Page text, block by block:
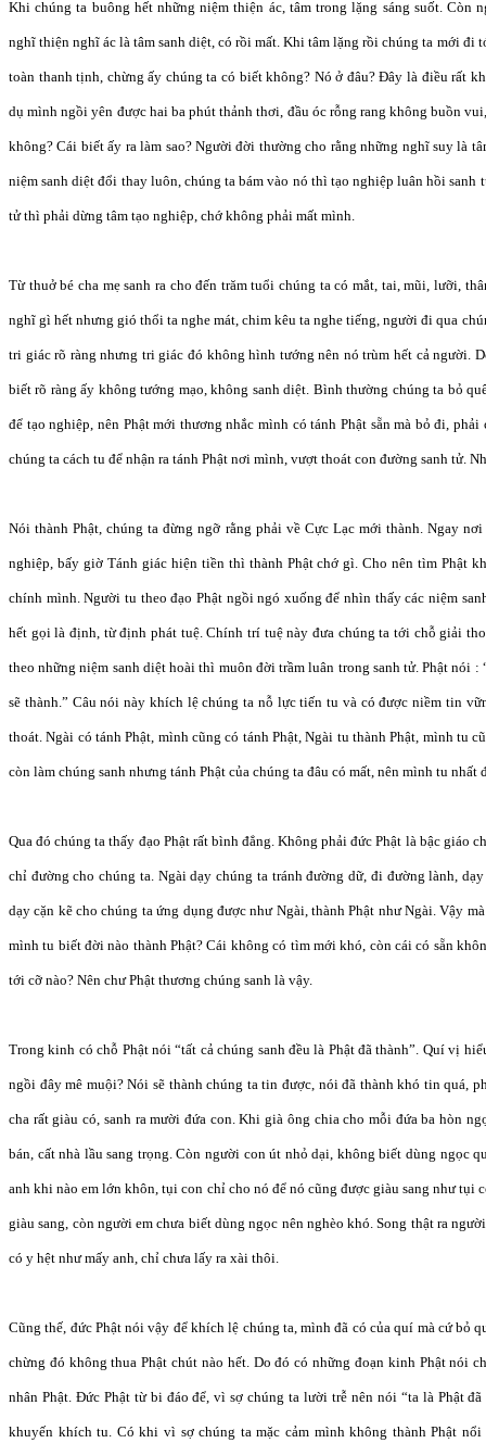
Khi chúng ta buông hết những niệm thiện ác, tâm trong lặng sáng suốt. Còn
nghĩ thiện nghĩ ác là tâm sanh diệt, có rồi mất. Khi tâm lặng rồi chúng ta mới đi
toàn thanh tịnh, chừng ấy chúng ta có biết không? Nó ở đâu? Đây là điều rất
dụ mình ngồi yên được hai ba phút thảnh thơi, đầu óc rỗng rang không buồn
không? Cái biết ấy ra làm sao? Người đời thường cho rằng những nghĩ suy là
niệm sanh diệt đổi thay luôn, chúng ta bám vào nó thì tạo nghiệp luân hồi sanh
tử thì phải dừng tâm tạo nghiệp, chớ không phải mất mình.
Từ thuở bé cha mẹ sanh ra cho đến trăm tuổi chúng ta có mắt, tai, mũi, lưỡi,
nghĩ gì hết nhưng gió thổi ta nghe mát, chim kêu ta nghe tiếng, người đi qua
tri giác rõ ràng nhưng tri giác đó không hình tướng nên nó trùm hết cả người.
biết rõ ràng ấy không tướng mạo, không sanh diệt. Bình thường chúng ta bỏ
để tạo nghiệp, nên Phật mới thương nhắc mình có tánh Phật sẵn mà bỏ đi,
chúng ta cách tu để nhận ra tánh Phật nơi mình, vượt thoát con đường sanh tử.
Nói thành Phật, chúng ta đừng ngỡ rằng phải về Cực Lạc mới thành. Ngay
nghiệp, bấy giờ Tánh giác hiện tiền thì thành Phật chớ gì. Cho nên tìm Phật
chính mình. Người tu theo đạo Phật ngồi ngó xuống để nhìn thấy các niệm
hết gọi là định, từ định phát tuệ. Chính trí tuệ này đưa chúng ta tới chỗ giải
theo những niệm sanh diệt hoài thì muôn đời trầm luân trong sanh tử. Phật nói :
sẽ thành.” Câu nói này khích lệ chúng ta nỗ lực tiến tu và có được niềm tin
thoát. Ngài có tánh Phật, mình cũng có tánh Phật, Ngài tu thành Phật, mình tu
còn làm chúng sanh nhưng tánh Phật của chúng ta đâu có mất, nên mình tu nhất
Qua đó chúng ta thấy đạo Phật rất bình đẳng. Không phải đức Phật là bậc giáo
chỉ đường cho chúng ta. Ngài dạy chúng ta tránh đường dữ, đi đường lành,
dạy cặn kẽ cho chúng ta ứng dụng được như Ngài, thành Phật như Ngài. Vậy
mình tu biết đời nào thành Phật? Cái không có tìm mới khó, còn cái có sẵn
tới cỡ nào? Nên chư Phật thương chúng sanh là vậy.
Trong kinh có chỗ Phật nói “tất cả chúng sanh đều là Phật đã thành”. Quí vị
ngồi đây mê muội? Nói sẽ thành chúng ta tin được, nói đã thành khó tin quá,
cha rất giàu có, sanh ra mười đứa con. Khi già ông chia cho mỗi đứa ba hòn
bán, cất nhà lầu sang trọng. Còn người con út nhỏ dại, không biết dùng ngọc
anh khi nào em lớn khôn, tụi con chỉ cho nó để nó cũng được giàu sang như tụi
giàu sang, còn người em chưa biết dùng ngọc nên nghèo khó. Song thật ra
có y hệt như mấy anh, chỉ chưa lấy ra xài thôi.
Cũng thế, đức Phật nói vậy để khích lệ chúng ta, mình đã có của quí mà cứ bỏ
chừng đó không thua Phật chút nào hết. Do đó có những đoạn kinh Phật nói
nhân Phật. Đức Phật từ bi đáo để, vì sợ chúng ta lười trễ nên nói “ta là Phật
khuyến khích tu. Có khi vì sợ chúng ta mặc cảm mình không thành Phật nổi